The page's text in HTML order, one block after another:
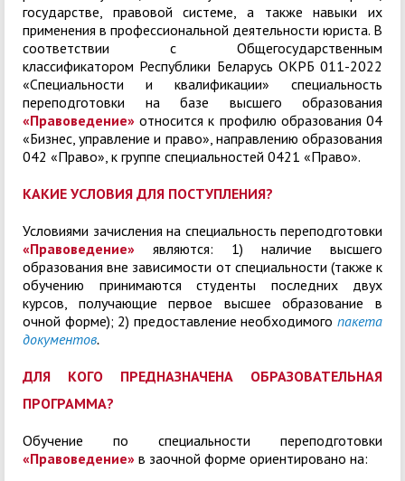
государстве, правовой системе, а также навыки их
применения в профессиональной деятельности юриста. В
соответствии с Общегосударственным
классификатором Республики Беларусь ОКРБ 011-2022
«Специальности и квалификации» специальность
переподготовки на базе высшего образования
«Правоведение» относится к профилю образования 04
«Бизнес, управление и право», направлению образования
042 «Право», к группе специальностей 0421 «Право».
КАКИЕ УСЛОВИЯ ДЛЯ ПОСТУПЛЕНИЯ?
Условиями зачисления на специальность переподготовки
«Правоведение» являются: 1) наличие высшего
образования вне зависимости от специальности (также к
обучению принимаются студенты последних двух
курсов, получающие первое высшее образование в
очной форме); 2) предоставление необходимого пакета
документов.
ДЛЯ КОГО ПРЕДНАЗНАЧЕНА ОБРАЗОВАТЕЛЬНАЯ
ПРОГРАММА?
Обучение по специальности переподготовки
«Правоведение» в заочной форме ориентировано на: